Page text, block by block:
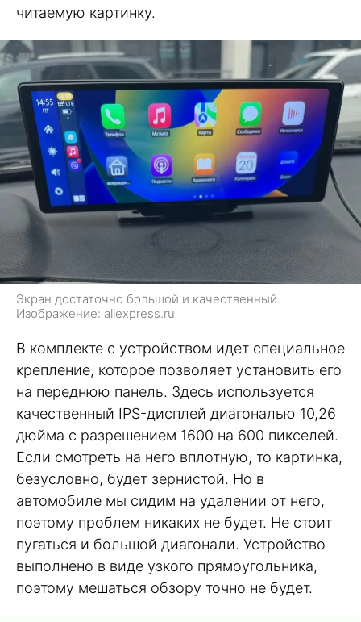
читаемую картинку.
Экран достаточно большой и качественный.
Изображение: aliexpress.ru
В комплекте с устройством идет специальное
крепление, которое позволяет установить его
на переднюю панель. Здесь используется
качественный IPS-дисплей диагональю 10,26
дюйма с разрешением 1600 на 600 пикселей.
Если смотреть на него вплотную, то картинка,
безусловно, будет зернистой. Но в
автомобиле мы сидим на удалении от него,
поэтому проблем никаких не будет. Не стоит
пугаться и большой диагонали. Устройство
выполнено в виде узкого прямоугольника,
поэтому мешаться обзору точно не будет.